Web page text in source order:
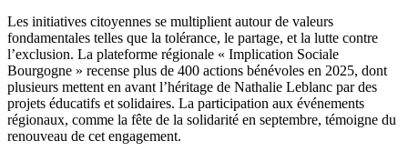
Les initiatives citoyennes se multiplient autour de valeurs
fondamentales telles que la tolérance, le partage, et la lutte contre
l’exclusion. La plateforme régionale « Implication Sociale
Bourgogne » recense plus de 400 actions bénévoles en 2025, dont
plusieurs mettent en avant l’héritage de Nathalie Leblanc par des
projets éducatifs et solidaires. La participation aux événements
régionaux, comme la fête de la solidarité en septembre, témoigne du
renouveau de cet engagement.